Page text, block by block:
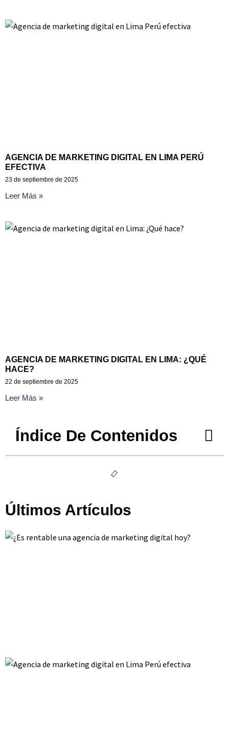
AGENCIA DE MARKETING DIGITAL EN LIMA PERÚ
EFECTIVA
23 de septiembre de 2025
Leer Más »
AGENCIA DE MARKETING DIGITAL EN LIMA: ¿QUÉ
HACE?
22 de septiembre de 2025
Leer Más »
Índice De Contenidos
Últimos Artículos